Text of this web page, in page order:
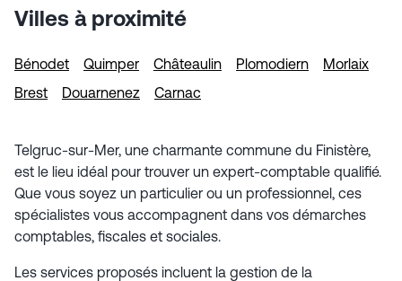
de développement ou de transmission. Ses équipes
travaillent auprès de TPE et PME issues de secteurs
régulier.
Villes à proximité
Bénodet Quimper Châteaulin Plomodiern
Morlaix
Brest
Douarnenez Carnac
Telgruc-sur-Mer, une charmante commune du Finistère,
est le lieu idéal pour trouver un expert-comptable qualifié.
Que vous soyez un particulier ou un professionnel, ces
spécialistes vous accompagnent dans vos démarches
comptables, fiscales et sociales.
Les services proposés incluent la gestion de la